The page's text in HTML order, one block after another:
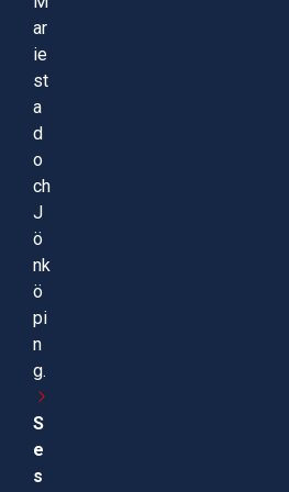
ar
ie
st
a
d
o
ch
J
ö
nk
ö
pi
n
g.
S
e
s